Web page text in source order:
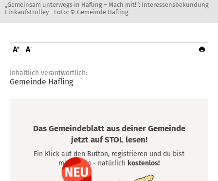
„Gemeinsam unterwegs in Hafling – Mach mit!“: Interessensbekundung
Einkaufstrolley - Foto: © Gemeinde Hafling
Inhaltlich verantwortlich:
Gemeinde Hafling
Das Gemeindeblatt aus deiner Gemeinde
jetzt auf STOL lesen!
Ein Klick auf den Button, registrieren und du bist
mittendrin - natürlich kostenlos!